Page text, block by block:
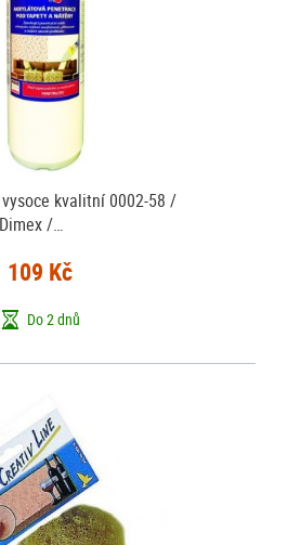
kvalitní 0002-58 /
/…
109 Kč
Do 2 dnů